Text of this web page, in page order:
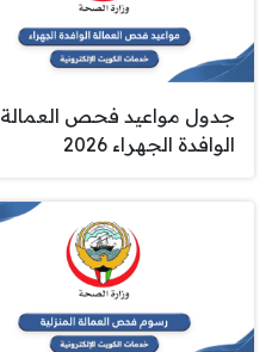
جدول مواعيد فحص العمالة
الوافدة الجهراء 2026